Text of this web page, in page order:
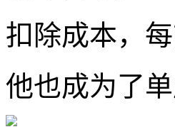
扣除成本，
他也成为了